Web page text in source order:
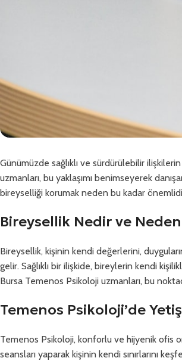
Günümüzde sağlıklı ve sürdürülebilir
uzmanları, bu yaklaşımı benimseyerek
bireyselliği korumak neden bu kadar
Bireysellik Nedir ve
Bireysellik, kişinin kendi değerlerini,
gelir. Sağlıklı bir ilişkide, bireylerin kendi
Bursa Temenos Psikoloji uzmanları, bu
Temenos Psikoloji’de
Temenos Psikoloji, konforlu ve hijyenik ofis
seansları yaparak kişinin kendi sınırlarını